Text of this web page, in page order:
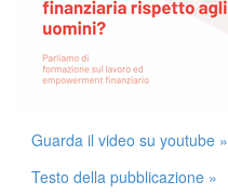
Guarda il video su youtube »
Testo della pubblicazione »